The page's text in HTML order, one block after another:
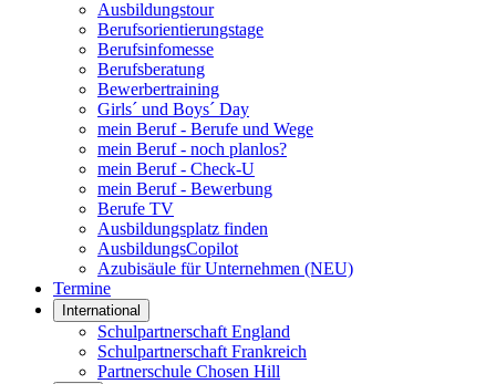
Ausbildungstour
Berufsorientierungstage
Berufsinfomesse
Berufsberatung
Bewerbertraining
Girls´ und Boys´ Day
mein Beruf - Berufe und Wege
mein Beruf - noch planlos?
mein Beruf - Check-U
mein Beruf - Bewerbung
Berufe TV
Ausbildungsplatz finden
AusbildungsCopilot
Azubisäule für Unternehmen (NEU)
Termine
International
Schulpartnerschaft England
Schulpartnerschaft Frankreich
Partnerschule Chosen Hill